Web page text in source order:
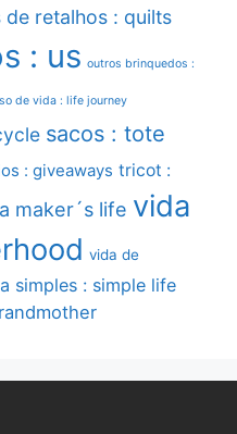
de retalhos : quilts
: us outros brinquedos :
de vida : life journey
sacos : tote
: giveaways tricot :
maker´s life vida
vida de
simples : simple life